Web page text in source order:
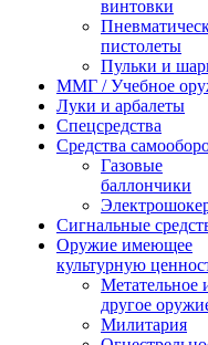
винтовки
пистолеты
Пульки и
ММГ / Учебное
Луки и арбалеты
Спецсредства
Средства
Газовые
баллончики
Сигнальные
Оружие имеющее
культурную
Метательное
другое
Милитария